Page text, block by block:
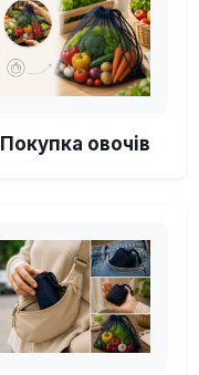
Покупка овочів